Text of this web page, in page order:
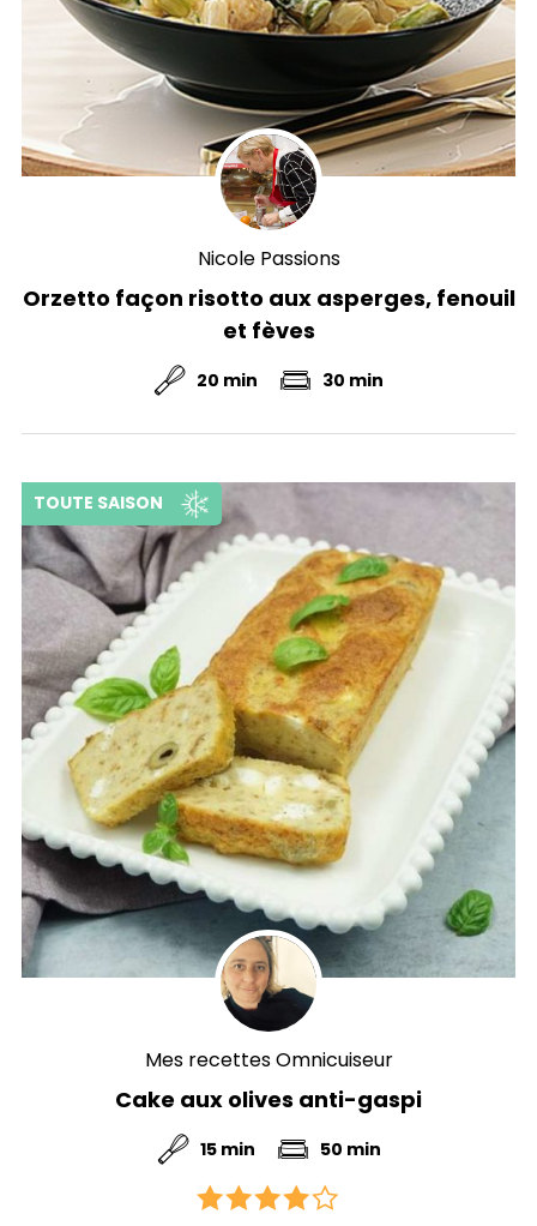
Nicole Passions
Orzetto façon risotto aux asperges, fenouil
et fèves
20 min 30 min
Mes recettes Omnicuiseur
TOUTE SAISON
Cake aux olives anti-gaspi
15 min 50 min